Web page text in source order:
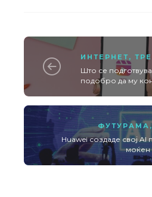
ИНТЕРНЕТ ,
Што се
подобро да му
ФУТУРАМА ,
Huawei создаде свој
моќен